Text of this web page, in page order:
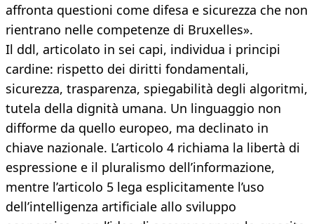
affronta questioni come difesa e sicurezza che non
rientrano nelle competenze di Bruxelles».
Il ddl, articolato in sei capi, individua i principi
cardine: rispetto dei diritti fondamentali,
sicurezza, trasparenza, spiegabilità degli algoritmi,
tutela della dignità umana. Un linguaggio non
difforme da quello europeo, ma declinato in
chiave nazionale. L’articolo 4 richiama la libertà di
espressione e il pluralismo dell’informazione,
mentre l’articolo 5 lega esplicitamente l’uso
dell’intelligenza artificiale allo sviluppo